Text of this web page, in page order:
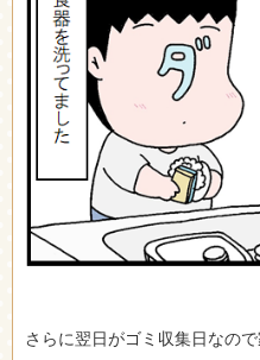
さらに翌日がゴミ収集日なの